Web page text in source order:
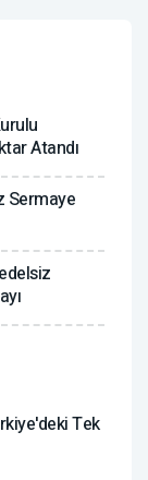
Atandı
Sermaye
Tek